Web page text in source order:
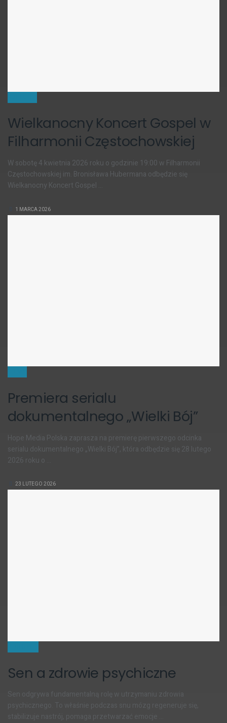
Wielkanocny Koncert Gospel w
Filharmonii Częstochowskiej
W sobotę 4 kwietnia 2026 roku o godzinie 19:00 w Filharmonii
Częstochowskiej im. Bronisława Hubermana odbędzie się
Wielkanocny Koncert Gospel ...
1 MARCA 2026
Premiera serialu
dokumentalnego „Wielki Bój”
Hope Media Polska zaprasza na premierę pierwszego odcinka
serialu dokumentalnego „Wielki Bój”, która odbędzie się 28 lutego
2026 roku o ...
23 LUTEGO 2026
Sen a zdrowie psychiczne
Sen odgrywa fundamentalną rolę w utrzymaniu zdrowia
psychicznego. To właśnie podczas snu mózg regeneruje się,
stabilizuje nastrój, pomaga przetwarzać emocje ...